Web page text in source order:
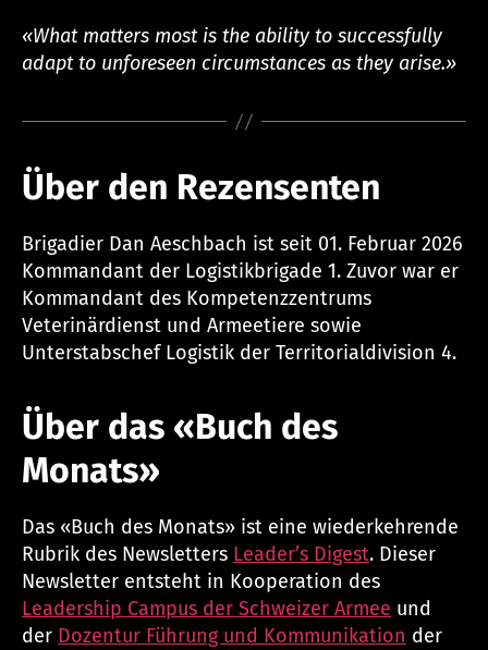
«What matters most is the ability to successfully
adapt to unforeseen circumstances as they arise.»
Über den Rezensenten
Brigadier Dan Aeschbach ist seit 01. Februar 2026
Kommandant der Logistikbrigade 1. Zuvor war er
Kommandant des Kompetenzzentrums
Veterinärdienst und Armeetiere sowie
Unterstabschef Logistik der Territorialdivision 4.
Über das «Buch des
Monats»
Das «Buch des Monats» ist eine wiederkehrende
Rubrik des Newsletters Leader’s Digest. Dieser
Newsletter entsteht in Kooperation des
Leadership Campus der Schweizer Armee und
der Dozentur Führung und Kommunikation der